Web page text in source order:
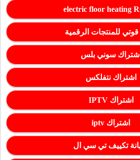
electric floor heating
للمنتجات الرقمية
اشتراك سوني بلس
اشتراك نتفلكس
اشتراك IPTV
اشتراك iptv
تكييف تي سي ال